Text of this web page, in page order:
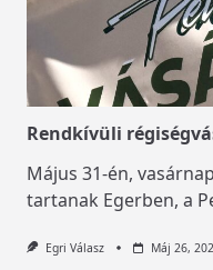
Rendkívüli
Május 31-én,
tartanak Egerben, a
Egri Válasz Máj 26,